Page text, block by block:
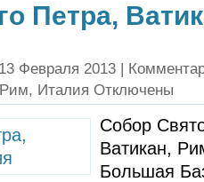
Петра,
Февраля 2013 |
Рим, Италия Отключены
Собор
Ватикан,
Большая